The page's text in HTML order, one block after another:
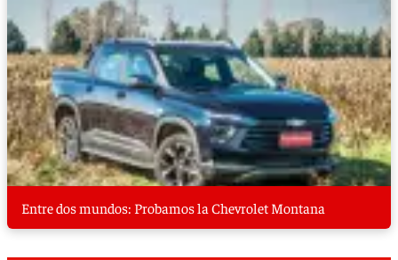
Entre dos mundos: Probamos la Chevrolet Montana